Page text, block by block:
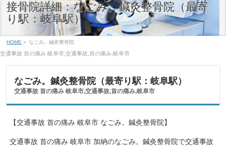
接骨院詳細：なごみ。鍼灸整骨院（最寄
り駅：岐阜駅）
HOME » なごみ。鍼灸整骨院
交通事故 首の痛み 岐阜市,交通事故,首の痛み,岐阜市
なごみ。鍼灸整骨院（最寄り駅：岐阜駅）
交通事故 首の痛み 岐阜市,交通事故,首の痛み,岐阜市
【交通事故 首の痛み 岐阜市 なごみ。鍼灸整骨院】
交通事故 首の痛み 岐阜市 加納のなごみ。鍼灸整骨院で交通事故